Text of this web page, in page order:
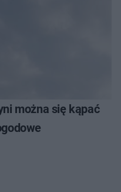
można się kąpać